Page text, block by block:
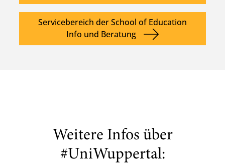
Servicebereich der School of Education
Info und Beratung
Weitere Infos über
#UniWuppertal: